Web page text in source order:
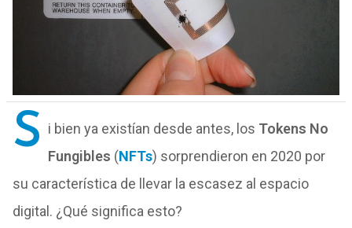
S i bien ya existían desde antes, los Tokens No
Fungibles (NFTs) sorprendieron en 2020 por
su característica de llevar la escasez al espacio
digital. ¿Qué significa esto?